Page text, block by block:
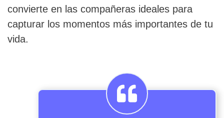
convierte en las compañeras ideales para
capturar los momentos más importantes de tu
vida.